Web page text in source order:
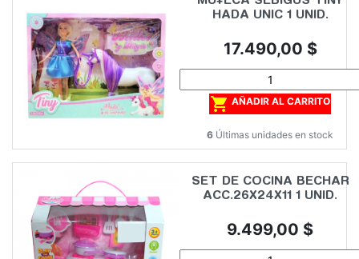
HADA UNIC 1 UNID.
Precio
17.490,00 $
 AÑADIR AL CARRITO
6 Últimas unidades en stock
SET DE COCINA BECHAR
ACC.26X24X11 1 UNID.
Precio
9.499,00 $